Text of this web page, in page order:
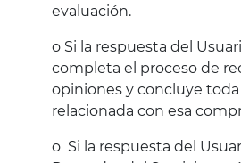
evaluación.
o Si la respuesta del
completa el proceso de
opiniones y concluye
relacionada con esa
o Si la respuesta del